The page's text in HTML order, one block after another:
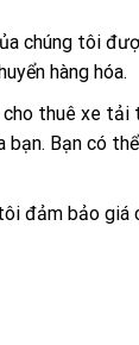
chúng tôi
hàng hóa.
thuê xe
bạn. Bạn có
đảm bảo